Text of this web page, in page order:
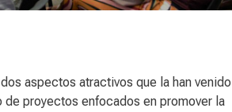
aspectos atractivos que la han venido
proyectos enfocados en promover la